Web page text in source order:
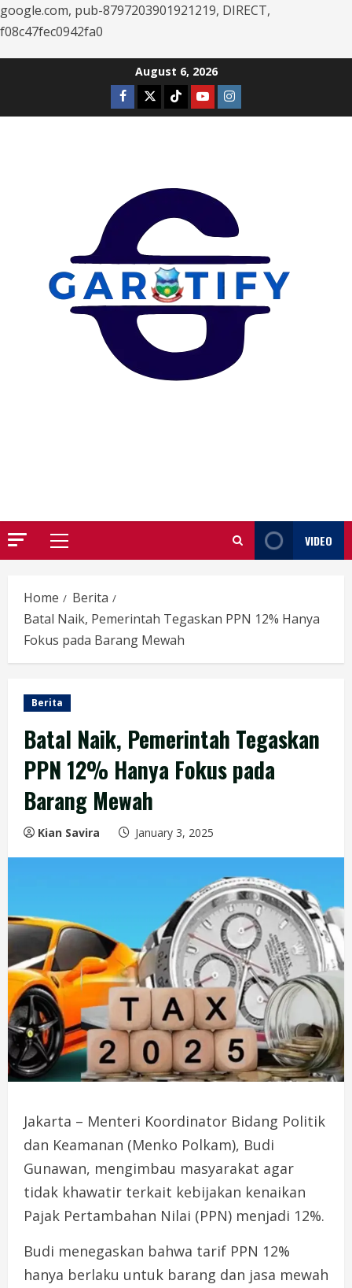
google.com, pub-8797203901921219, DIRECT,
f08c47fec0942fa0
August 6, 2026
Facebook
TwitterTiktokYoutubeInstagram
Primary
VIDEO
Home
Berita
Batal Naik, Pemerintah Tegaskan PPN 12% Hanya
Fokus pada Barang Mewah
Berita
Batal Naik, Pemerintah Tegaskan
PPN 12% Hanya Fokus pada
Barang Mewah
Kian Savira January 3, 2025
Jakarta – Menteri Koordinator Bidang Politik
dan Keamanan (Menko Polkam), Budi
Gunawan, mengimbau masyarakat agar
tidak khawatir terkait kebijakan kenaikan
Pajak Pertambahan Nilai (PPN) menjadi 12%.
Budi menegaskan bahwa tarif PPN 12%
hanya berlaku untuk barang dan jasa mewah